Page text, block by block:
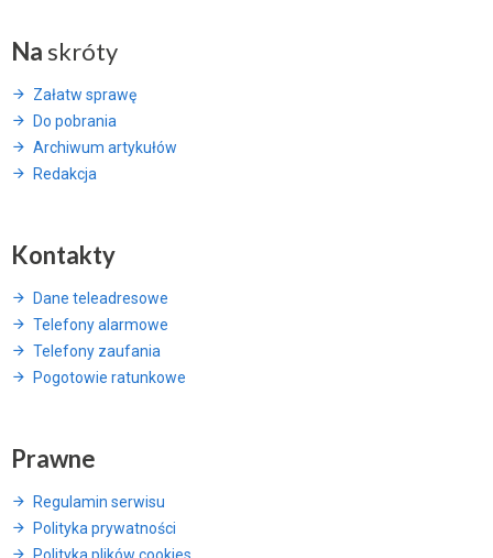
Na skróty
Załatw sprawę
Do pobrania
Archiwum artykułów
Redakcja
Kontakty
Dane teleadresowe
Telefony alarmowe
Telefony zaufania
Pogotowie ratunkowe
Prawne
Regulamin serwisu
Polityka prywatności